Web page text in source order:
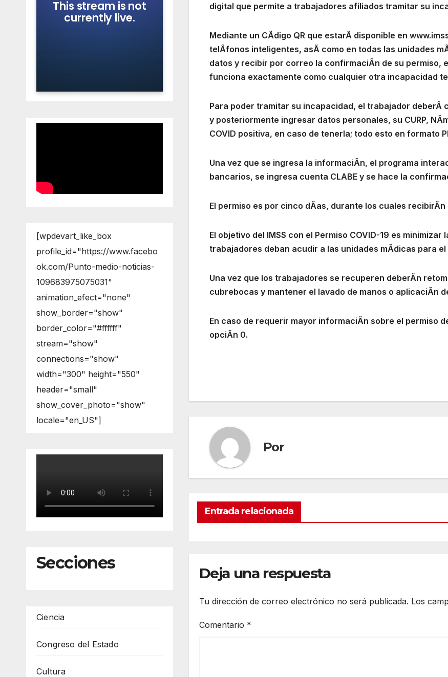
[wpdevart_like_box
profile_id="https://www.facebo
ok.com/Punto-medio-noticias-
109683975075031"
animation_efect="none"
show_border="show"
border_color="#ffffff"
stream="show"
connections="show"
width="300" height="550"
header="small"
show_cover_photo="show"
locale="en_US"]
Secciones
Ciencia
Congreso del Estado
Cultura
digital que permite a trabajadores afiliados tramitar su
Mediante un CÃdigo QR que estarÃ disponible en
telÃfonos inteligentes, asÃ como en todas las unidades
datos y recibir por correo la confirmaciÃn de su permiso,
funciona exactamente como cualquier otra incapacidad
Para poder tramitar su incapacidad, el trabajador
y posteriormente ingresar datos personales, su CURP,
COVID positiva, en caso de tenerla; todo esto en formato
Una vez que se ingresa la informaciÃn, el programa
bancarios, se ingresa cuenta CLABE y se hace la
El permiso es por cinco dÃas, durante los cuales
El objetivo del IMSS con el Permiso COVID-19 es
trabajadores deban acudir a las unidades mÃdicas para
Una vez que los trabajadores se recuperen deberÃn
cubrebocas y mantener el lavado de manos o aplicaciÃn
En caso de requerir mayor informaciÃn sobre el permiso
opciÃn 0.
Por
Entrada relacionada
Deja una respuesta
Tu dirección de correo electrónico no será publicada. Los
Comentario *